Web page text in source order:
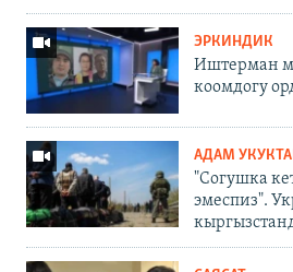
ЭРКИНДИК
Иштерман
коомдогу
АДАМ
"Согушка
эмеспиз".